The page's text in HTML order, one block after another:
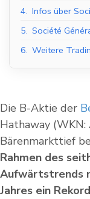
4. Infos über
5. Société
6. Weitere
Die B-Aktie der
Hathaway
Bärenmarkttief
Rahmen des
Aufwärtstrends
Jahres ein